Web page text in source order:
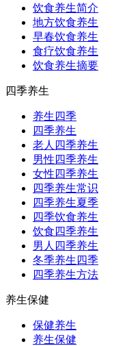
饮食养生简介
地方饮食养生
早春饮食养生
食疗饮食养生
饮食养生摘要
四季养生
养生四季
四季养生
老人四季养生
男性四季养生
女性四季养生
四季养生常识
四季养生夏季
四季饮食养生
饮食四季养生
男人四季养生
冬季养生四季
四季养生方法
养生保健
保健养生
养生保健